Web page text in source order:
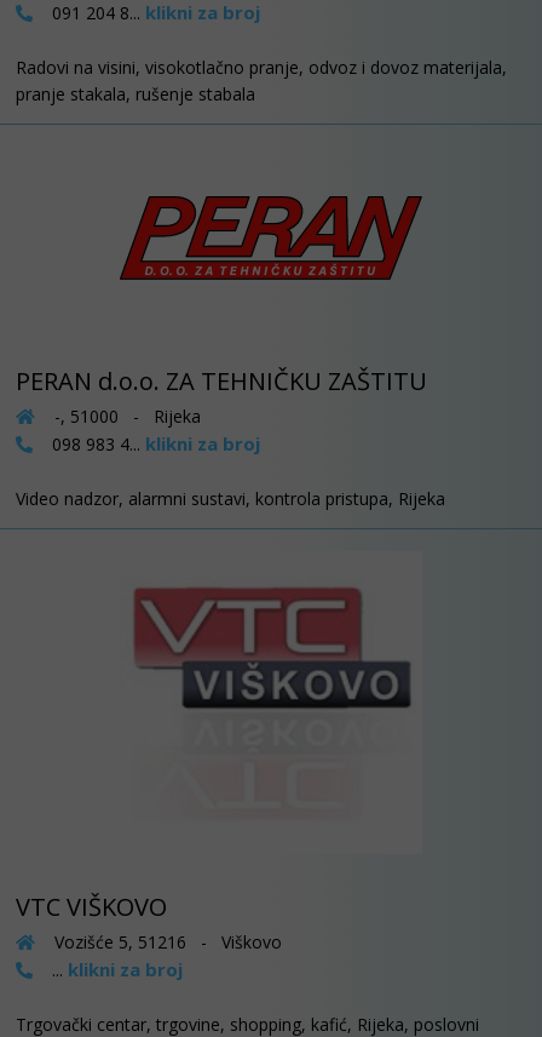
091 204 8... klikni za broj
Radovi na visini, visokotlačno pranje, odvoz i dovoz materijala,
pranje stakala, rušenje stabala
PERAN d.o.o. ZA TEHNIČKU ZAŠTITU
-, 51000 - Rijeka
098 983 4... klikni za broj
Video nadzor, alarmni sustavi, kontrola pristupa, Rijeka
VTC VIŠKOVO
Vozišće 5, 51216 - Viškovo
... klikni za broj
Trgovački centar, trgovine, shopping, kafić, Rijeka, poslovni